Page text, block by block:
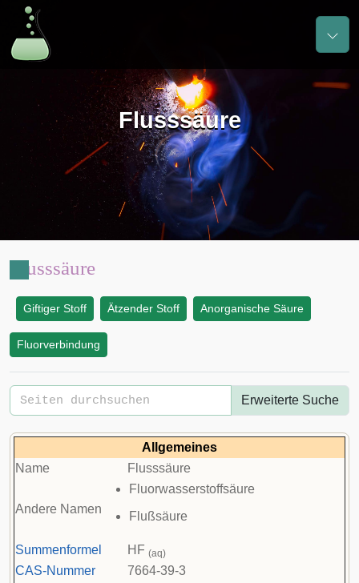
Flusssäure
Flusssäure
Giftiger Stoff Ätzender Stoff Anorganische Säure
Fluorverbindung
Erweiterte Suche
Allgemeines
Name
Flusssäure
Andere Namen
Fluorwasserstoffsäure
Flußsäure
Summenformel HF (aq)
CAS-Nummer 7664-39-3